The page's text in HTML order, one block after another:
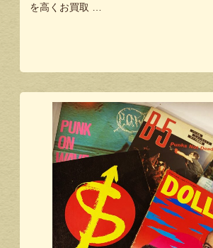
を高くお買取 …